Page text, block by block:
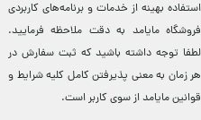
استفاده بهینه از خدمات و برنامه‌‏های کاربردی
فروشگاه مایامد به دقت ملاحظه فرمایید.
لطفا توجه داشته باشید که ثبت سفارش در
هر زمان به معنی پذیرفتن کامل کلیهشرایط و
قوانین مایامداز سوی کاربر است.